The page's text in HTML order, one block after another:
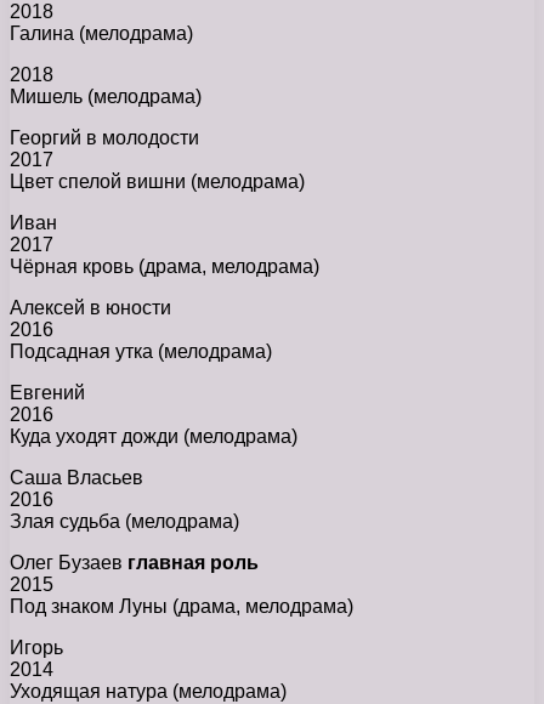
2018
Галина (мелодрама)
2018
Мишель (мелодрама)
Георгий в молодости
2017
Цвет спелой вишни (мелодрама)
Иван
2017
Чёрная кровь (драма, мелодрама)
Алексей в юности
2016
Подсадная утка (мелодрама)
Евгений
2016
Куда уходят дожди (мелодрама)
Саша Власьев
2016
Злая судьба (мелодрама)
Олег Бузаев главная роль
2015
Под знаком Луны (драма, мелодрама)
Игорь
2014
Уходящая натура (мелодрама)